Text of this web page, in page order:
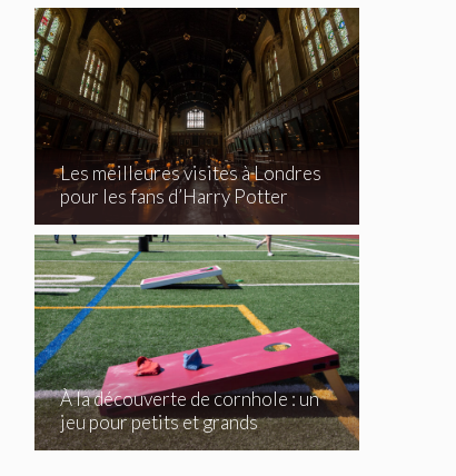
Les meilleures visites à Londres
pour les fans d’Harry Potter
À la découverte de cornhole : un
jeu pour petits et grands